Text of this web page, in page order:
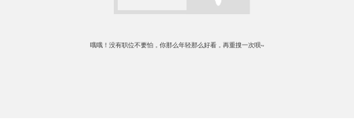
哦哦！没有职位不要怕，你那么年轻那么好看，再重搜一次呗~